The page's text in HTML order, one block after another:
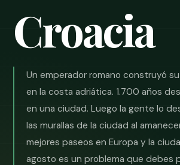
Croacia
Un emperador romano construyó
en la costa adriática. 1.700 años
en una ciudad. Luego la gente lo
las murallas de la ciudad al
mejores paseos en Europa y la
agosto es un problema que debes